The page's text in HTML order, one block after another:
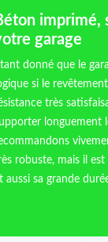
imprimé,
garage
donné que le
si le
très
longuement
robuste, mais il
aussi sa grande